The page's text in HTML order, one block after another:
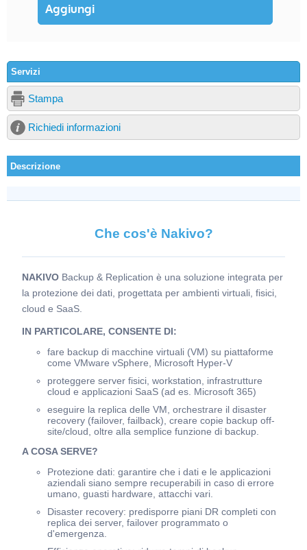
Servizi
Stampa
Richiedi informazioni
Descrizione
Che cos'è Nakivo?
NAKIVO Backup & Replication è una soluzione integrata per
la protezione dei dati, progettata per ambienti virtuali, fisici,
cloud e SaaS.
IN PARTICOLARE, CONSENTE DI:
fare backup di macchine virtuali (VM) su piattaforme
come VMware vSphere, Microsoft Hyper-V
proteggere server fisici, workstation, infrastrutture
cloud e applicazioni SaaS (ad es. Microsoft 365)
eseguire la replica delle VM, orchestrare il disaster
recovery (failover, failback), creare copie backup off-
site/cloud, oltre alla semplice funzione di backup.
A COSA SERVE?
Protezione dati: garantire che i dati e le applicazioni
aziendali siano sempre recuperabili in caso di errore
umano, guasti hardware, attacchi vari.
Disaster recovery: predisporre piani DR completi con
replica dei server, failover programmato o
d'emergenza.